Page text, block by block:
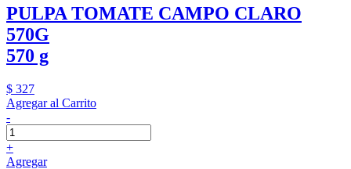
PULPA TOMATE CAMPO CLARO
570G
570 g
$ 327
Agregar al Carrito
-
+
Agregar